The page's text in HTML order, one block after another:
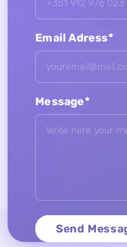
Email Adress*
Message*